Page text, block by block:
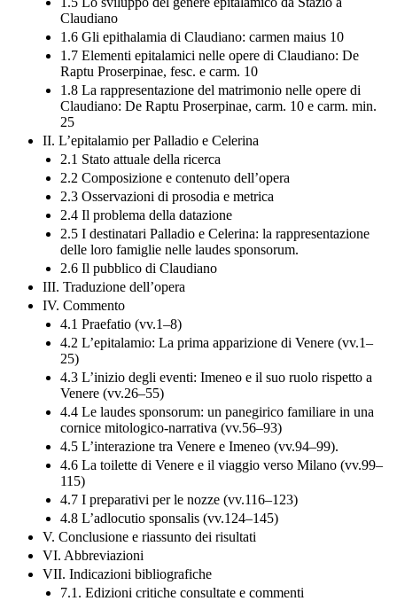
Claudiano
1.6 Gli epithalamia di Claudiano: carmen maius 10
1.7 Elementi epitalamici nelle opere di Claudiano: De
Raptu Proserpinae, fesc. e carm. 10
1.8 La rappresentazione del matrimonio nelle opere di
Claudiano: De Raptu Proserpinae, carm. 10 e carm. min.
25
II. L’epitalamio per Palladio e Celerina
2.1 Stato attuale della ricerca
2.2 Composizione e contenuto dell’opera
2.3 Osservazioni di prosodia e metrica
2.4 Il problema della datazione
2.5 I destinatari Palladio e Celerina: la rappresentazione
delle loro famiglie nelle laudes sponsorum.
2.6 Il pubblico di Claudiano
III. Traduzione dell’opera
IV. Commento
4.1 Praefatio (vv.1–8)
4.2 L’epitalamio: La prima apparizione di Venere (vv.1–
25)
4.3 L’inizio degli eventi: Imeneo e il suo ruolo rispetto a
Venere (vv.26–55)
4.4 Le laudes sponsorum: un panegirico familiare in una
cornice mitologico-narrativa (vv.56–93)
4.5 L’interazione tra Venere e Imeneo (vv.94–99).
4.6 La toilette di Venere e il viaggio verso Milano (vv.99–
115)
4.7 I preparativi per le nozze (vv.116–123)
4.8 L’adlocutio sponsalis (vv.124–145)
V. Conclusione e riassunto dei risultati
VI. Abbreviazioni
VII. Indicazioni bibliografiche
7.1. Edizioni critiche consultate e commenti